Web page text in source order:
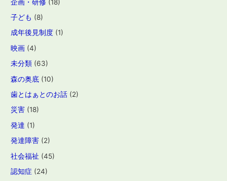
企画・研修 (18)
子ども (8)
成年後見制度 (1)
映画 (4)
未分類 (63)
森の奥底 (10)
歯とはぁとのお話 (2)
災害 (18)
発達 (1)
発達障害 (2)
社会福祉 (45)
認知症 (24)